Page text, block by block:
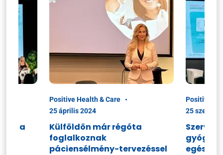
a
Positive Health & Care
25 április 2024
Külföldön már régóta
foglalkoznak
páciensélmény-tervezéssel
Positive
25